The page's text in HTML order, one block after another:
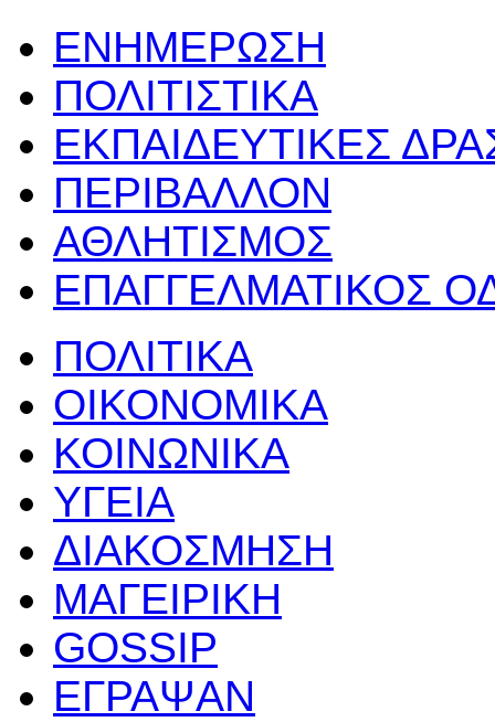
ΕΝΗΜΕΡΩΣΗ
ΠΟΛΙΤΙΣΤΙΚΑ
ΕΚΠΑΙΔΕΥΤΙΚΕΣ
ΠΕΡΙΒΑΛΛΟΝ
ΑΘΛΗΤΙΣΜΟΣ
ΕΠΑΓΓΕΛΜΑΤΙΚΟΣ
ΠΟΛΙΤΙΚΑ
ΟΙΚΟΝΟΜΙΚΑ
ΚΟΙΝΩΝΙΚΑ
ΥΓΕΙΑ
ΔΙΑΚΟΣΜΗΣΗ
ΜΑΓΕΙΡΙΚΗ
GOSSIP
ΕΓΡΑΨΑΝ